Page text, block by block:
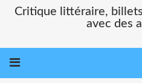
Critique littéraire,
avec des